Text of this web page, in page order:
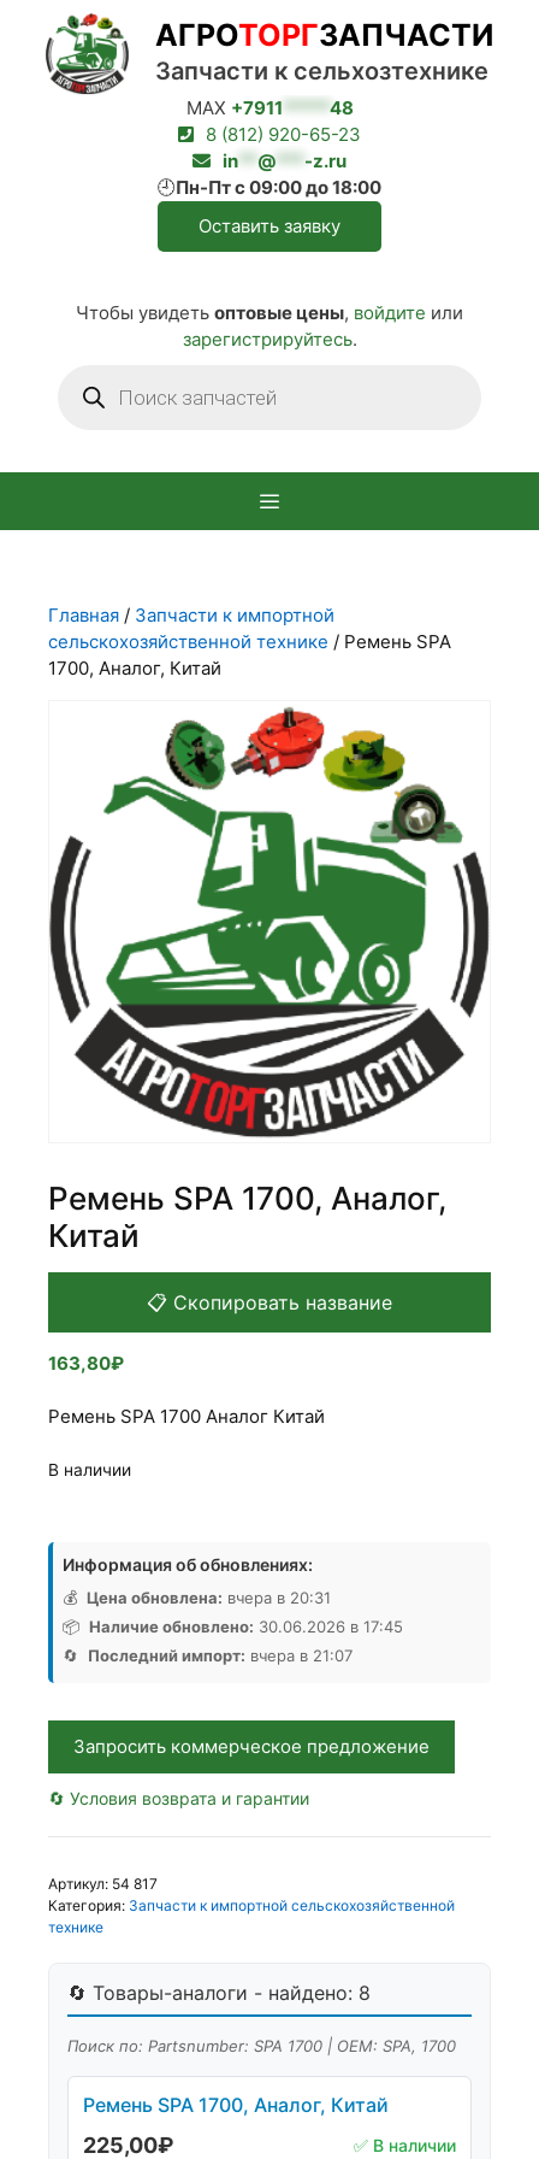
Перейти
содержимому
MAX +7911 ***** 48
8 (812) 920-65-23
in
@ *** -z.ru
🕘Пн-Пт с 09:00 до 18:00
Оставить заявку
Чтобы увидеть оптовые цены, войдите или
зарегистрируйтесь.
товаров
АГРОТОРГЗАПЧАСТИ
Запчасти к сельхозтехнике
Главная / Запчасти к импортной
сельскохозяйственной технике / Ремень SPA
1700, Аналог, Китай
Ремень SPA 1700, Аналог,
Китай
📋 Скопировать название
163,80₽
Ремень SPA 1700 Аналог Китай
В наличии
товара
Ремень
SPA
1700,
Аналог,
Китай
Информация об обновлениях:
💰 Цена обновлена: вчера в 20:31
📦 Наличие обновлено: 30.06.2026 в 17:45
🔄
Последний импорт: вчера в 21:07
Запросить коммерческое предложение
🔄 Условия возврата и гарантии
Артикул: 54 817
Категория: Запчасти к импортной сельскохозяйственной
технике
🔄 Товары-аналоги - найдено: 8
Поиск по: Partsnumber: SPA 1700 | OEM: SPA, 1700
Ремень SPA 1700, Аналог, Китай
225,00₽ ✅ В наличии